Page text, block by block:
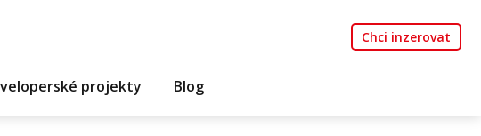
Chci inzerovat
projekty Blog